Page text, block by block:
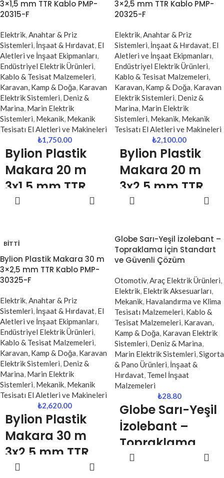
3×1,5 mm TTR Kablo PMP-
20315-F
Elektrik,Anahtar & Priz
Sistemleri, İnşaat & Hırdavat, El
Aletleri ve İnşaat Ekipmanları,
Endüstriyel Elektrik Ürünleri,
Kablo & Tesisat Malzemeleri,
Karavan, Kamp & Doğa, Karavan
Elektrik Sistemleri, Deniz &
Marina, Marin Elektrik
Sistemleri, Mekanik, Mekanik
Tesisatı El Aletleri ve Makineleri
₺1,750.00
Bylion Plastik
Makara 20 m
3x1,5 mm TTR
Kablo PMP-
uzatma kablosu, zorlu çalışma
koşullarına dayanıklı yapısı ve
güvenli kullanım özellikleriyle öne
çıkan profesyonel bir enerji
şantiye alanları, madenler ve açık
hava kullanımları için özel olarak
tasarlanmış bu kablo makarası,
yüksek dayanıklılığı ve IP44
koruma sınıfı sayesinde güvenle
tercih edilir.
3×2,5 mm TTR Kablo PMP-
20325-F
Elektrik,Anahtar & Priz
Sistemleri, İnşaat & Hırdavat, El
Aletleri ve İnşaat Ekipmanları,
Endüstriyel Elektrik Ürünleri,
Kablo & Tesisat Malzemeleri,
Karavan, Kamp & Doğa, Karavan
Elektrik Sistemleri, Deniz &
Marina, Marin Elektrik
Sistemleri, Mekanik, Mekanik
Tesisatı El Aletleri ve Makineleri
₺2,100.00
Bylion Plastik
Makara 20 m
3x2,5 mm TTR
Kablo PMP-
Bylion Plastik Makara 20 metre
3x2,5 mm² TTR kablo, yüksek
akım taşıma kapasitesi ve
kullanım için geliştirilmiş güçlü bir
uzatma kablosudur. Sanayi
tesisleri, şantiyeler, maden
sahaları ve dış mekan
uygulamalarında güvenli ve verimli
enerji aktarımı sağlar. Kalın kesitli
kablosu sayesinde yüksek güç
gerektiren cihazlar için ideal bir
çözümdür.
BITTI
Bylion Plastik Makara 30 m
3×2,5 mm TTR Kablo PMP-
30325-F
Elektrik,Anahtar & Priz
Sistemleri, İnşaat & Hırdavat, El
Aletleri ve İnşaat Ekipmanları,
Endüstriyel Elektrik Ürünleri,
Kablo & Tesisat Malzemeleri,
Karavan, Kamp & Doğa, Karavan
Elektrik Sistemleri, Deniz &
Marina, Marin Elektrik
Sistemleri, Mekanik, Mekanik
Tesisatı El Aletleri ve Makineleri
₺2,620.00
Bylion Plastik
Makara 30 m
3x2,5 mm TTR
Kablo PMP-
Globe Sarı-Yeşil İzolebant –
Topraklama İçin Standart
ve Güvenli Çözüm
Otomotiv,Araç Elektrik Ürünleri,
Elektrik, Elektrik Aksesuarları,
Mekanik, Havalandırma ve Klima
Tesisatı Malzemeleri, Kablo &
Tesisat Malzemeleri, Karavan,
Kamp & Doğa, Karavan Elektrik
Sistemleri, Deniz & Marina,
Marin Elektrik Sistemleri,Sigorta
& Pano Ürünleri, İnşaat &
Hırdavat, Temel İnşaat
Malzemeleri
₺28.80
Globe Sarı-Yeşil
İzolebant –
Topraklama
İçin Standart ve